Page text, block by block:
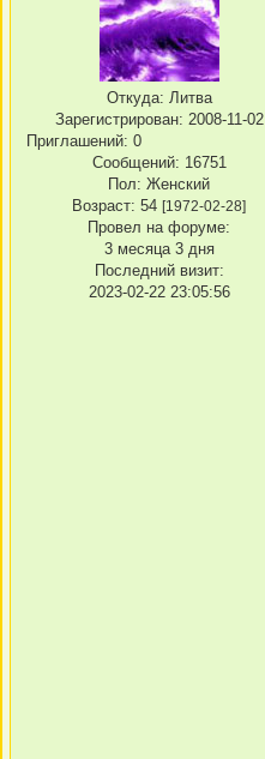
Откуда: Литва
Зарегистрирован: 2008-11-02
Приглашений: 0
Сообщений: 16751
Пол: Женский
Возраст: 54 [1972-02-28]
Провел на форуме:
3 месяца 3 дня
Последний визит:
2023-02-22 23:05:56